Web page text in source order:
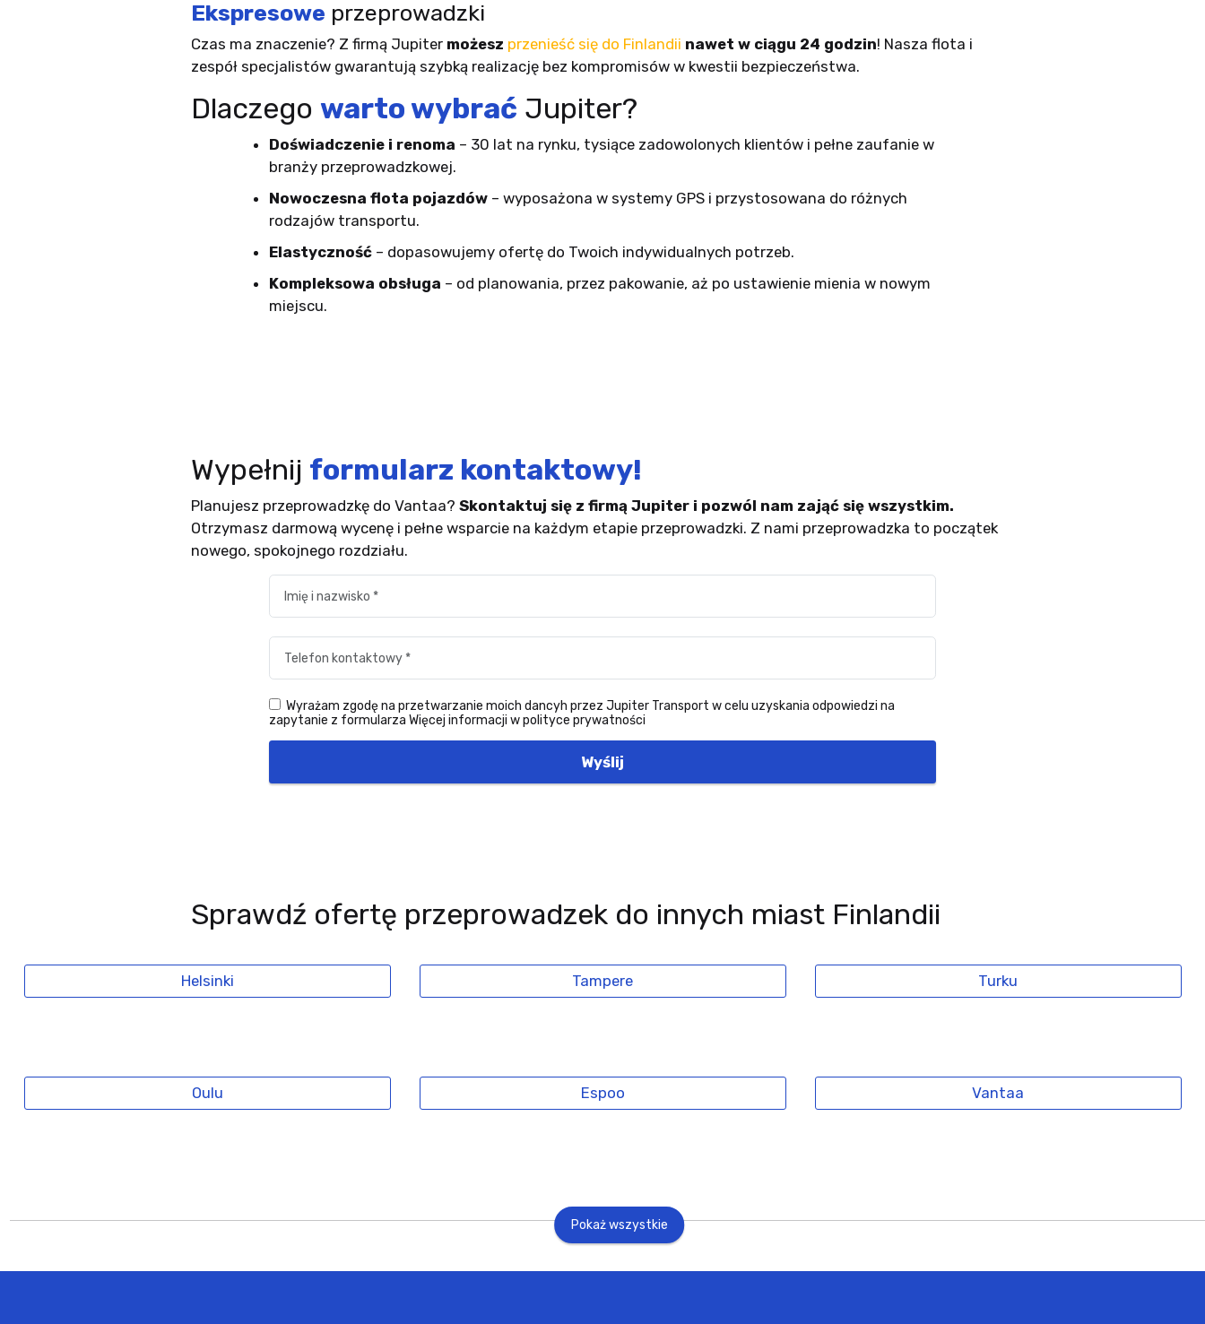
Ekspresowe przeprowadzki
Czas ma znaczenie? Z firmą Jupiter możesz przenieść się do Finlandii nawet w ciągu 24 godzin! Nasza flota i
zespół specjalistów gwarantują szybką realizację bez kompromisów w kwestii bezpieczeństwa.
Dlaczego warto wybrać Jupiter?
Doświadczenie i renoma – 30 lat na rynku, tysiące zadowolonych klientów i pełne zaufanie w
branży przeprowadzkowej.
Nowoczesna flota pojazdów – wyposażona w systemy GPS i przystosowana do różnych
rodzajów transportu.
Elastyczność – dopasowujemy ofertę do Twoich indywidualnych potrzeb.
Kompleksowa obsługa – od planowania, przez pakowanie, aż po ustawienie mienia w nowym
miejscu.
Wypełnij formularz kontaktowy!
Planujesz przeprowadzkę do Vantaa? Skontaktuj się z firmą Jupiter i pozwól nam zająć się wszystkim.
Otrzymasz darmową wycenę i pełne wsparcie na każdym etapie przeprowadzki. Z nami przeprowadzka to początek
nowego, spokojnego rozdziału.
Wyrażam zgodę na przetwarzanie moich dancyh przez Jupiter Transport w celu uzyskania odpowiedzi na
zapytanie z formularza Więcej informacji w polityce prywatności
Wyślij
Sprawdź ofertę przeprowadzek do innych miast Finlandii
Helsinki Tampere Turku
Oulu Espoo Vantaa
Pokaż wszystkie